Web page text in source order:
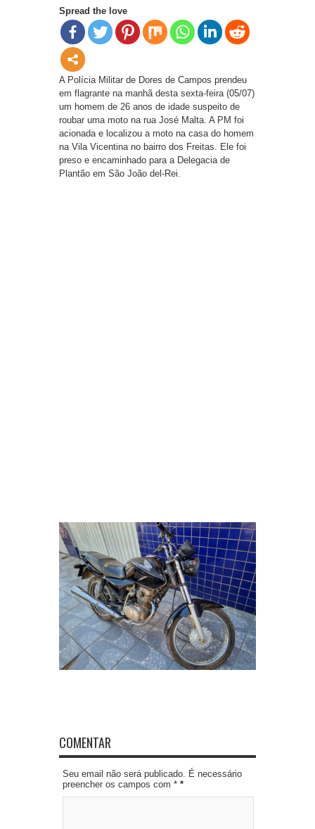
Spread the love
A Polícia Militar de Dores de Campos prendeu
em flagrante na manhã desta sexta-feira (05/07)
um homem de 26 anos de idade suspeito de
roubar uma moto na rua José Malta. A PM foi
acionada e localizou a moto na casa do homem
na Vila Vicentina no bairro dos Freitas. Ele foi
preso e encaminhado para a Delegacia de
Plantão em São João del-Rei.
COMENTAR
Seu email não será publicado. É necessário
preencher os campos com * *